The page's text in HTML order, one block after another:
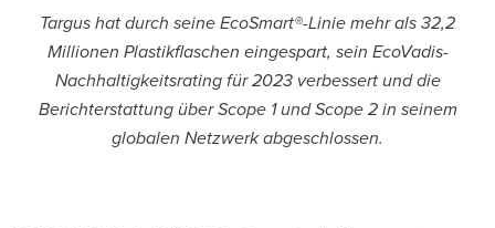
Targus hat durch seine EcoSmart®-Linie mehr als 32,2
Millionen Plastikflaschen eingespart, sein EcoVadis-
Nachhaltigkeitsrating für 2023 verbessert und die
Berichterstattung über Scope 1 und Scope 2 in seinem
globalen Netzwerk abgeschlossen.